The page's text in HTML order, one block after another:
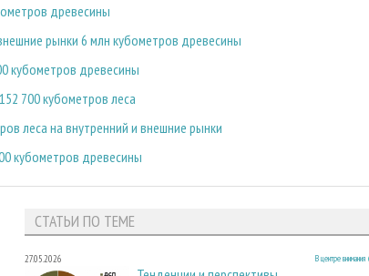
древесины
рынки 6 млн кубометров древесины
кубометров древесины
700 кубометров леса
леса на внутренний и внешние рынки
кубометров древесины
СТАТЬИ ПО ТЕМЕ
27.05.2026 В центре внимания